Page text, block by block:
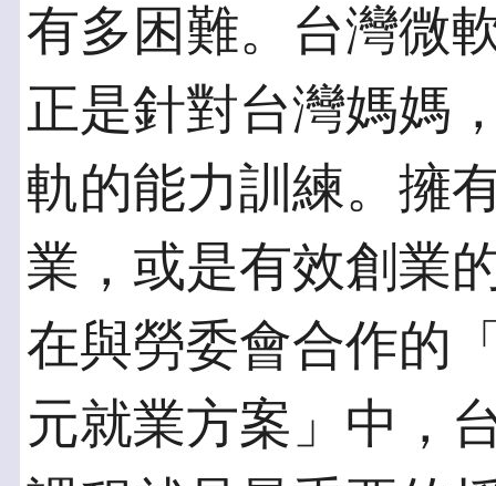
有多困難。台灣微
正是針對台灣媽媽
軌的能力訓練。擁
業，或是有效創業
在與勞委會合作的
元就業方案」中，